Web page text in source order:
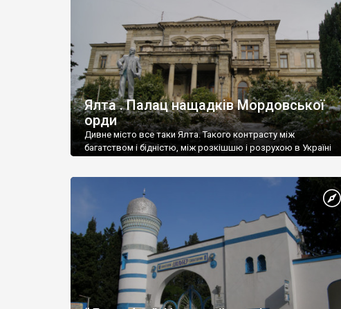
Ялта . Палац нащадків Мордовської
орди
Дивне місто все таки Ялта. Такого контрасту між
багатством і бідністю, між розкішшю і розрухою в Україні